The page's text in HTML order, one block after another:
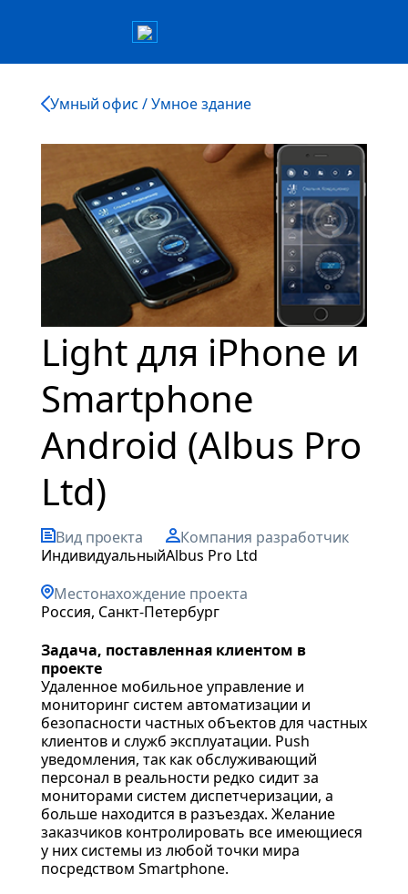
Умный офис / Умное здание
Light для iPhone и
Smartphone
Android (Albus Pro
Ltd)
Вид проекта
индивидуальный
Компания разработчик
Albus Pro Ltd
Местонахождение проекта
Россия, Санкт-Петербург
Задача, поставленная клиентом в
проекте
Удаленное мобильное управление и
мониторинг систем автоматизации и
безопасности частных объектов для частных
клиентов и служб эксплуатации. Push
уведомления, так как обслуживающий
персонал в реальности редко сидит за
мониторами систем диспетчеризации, а
больше находится в разъездах. Желание
заказчиков контролировать все имеющиеся
у них системы из любой точки мира
посредством Smartphone.